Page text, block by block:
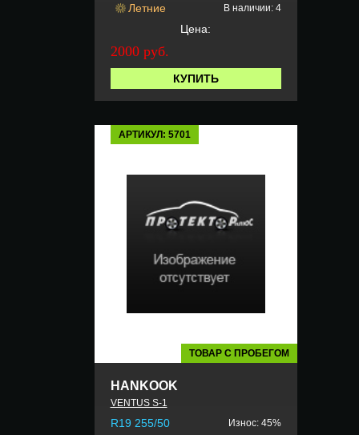
Летние В наличии: 4
Цена:
2000 руб.
КУПИТЬ
АРТИКУЛ: 5701
ТОВАР С ПРОБЕГОМ
HANKOOK
VENTUS S-1
R19 255/50 Износ: 45%